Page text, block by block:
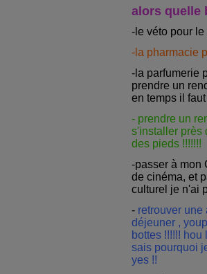
alors quelle
-le véto pour le
-la pharmacie
-la parfumerie
prendre un
en temps il
- prendre un
s'installer près
des pieds !!!!!!!
-passer à mon
de cinéma, et
culturel je n'ai
- retrouver
déjeuner ,
bottes !!!!!!
sais pourquoi
yes !!